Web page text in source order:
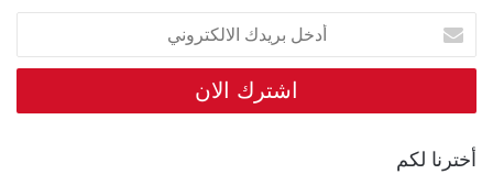
أدخل
بريدك
الالكتروني
أخترنا لكم